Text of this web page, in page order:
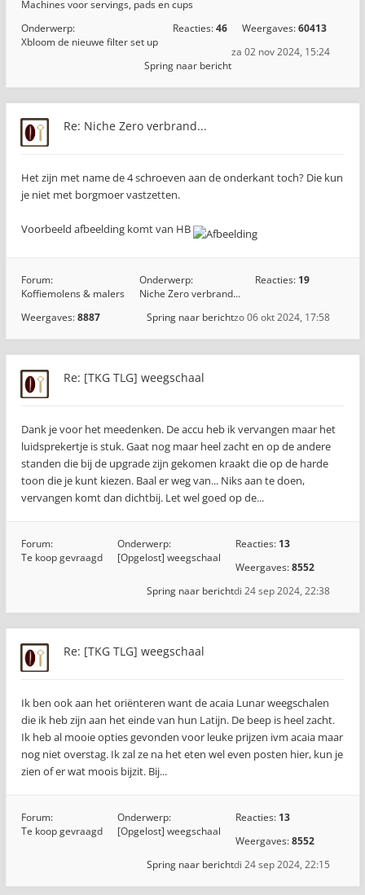
Machines voor servings, pads en cups
Onderwerp:
Xbloom de nieuwe filter set up
Reacties:46 Weergaves:60413
za 02 nov 2024, 15:24
Spring naar bericht
Re: Niche Zero verbrand...
Het zijn met name de 4 schroeven aan de onderkant toch? Die kun
je niet met borgmoer vastzetten.
Voorbeeld afbeelding komt van HB
Forum:
Koffiemolens & malers
Onderwerp:
Niche Zero verbrand...
Reacties: 19
Weergaves:8887 zo 06 okt 2024, 17:58
Spring naar bericht
Re: [TKG TLG] weegschaal
Dank je voor het meedenken. De accu heb ik vervangen maar het
luidsprekertje is stuk. Gaat nog maar heel zacht en op de andere
standen die bij de upgrade zijn gekomen kraakt die op de harde
toon die je kunt kiezen. Baal er weg van... Niks aan te doen,
vervangen komt dan dichtbij. Let wel goed op de...
Forum:
Te koop gevraagd
Onderwerp:
[Opgelost] weegschaal
Reacties: 13
Weergaves:8552
di 24 sep 2024, 22:38
Spring naar bericht
Re: [TKG TLG] weegschaal
Ik ben ook aan het oriënteren want de acaia Lunar weegschalen
die ik heb zijn aan het einde van hun Latijn. De beep is heel zacht.
Ik heb al mooie opties gevonden voor leuke prijzen ivm acaia maar
nog niet overstag. Ik zal ze na het eten wel even posten hier, kun je
zien of er wat moois bijzit. Bij...
Forum:
Te koop gevraagd
Onderwerp:
[Opgelost] weegschaal
Reacties: 13
Weergaves:8552
di 24 sep 2024, 22:15
Spring naar bericht